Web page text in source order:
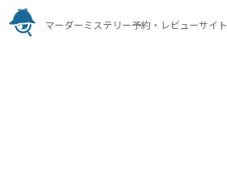
マーダーミステリー予約・レビューサイト